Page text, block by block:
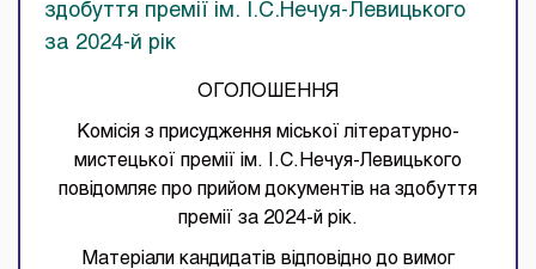
здобуття премії ім. І.С.Нечуя-Левицького
за 2024-й рік
ОГОЛОШЕННЯ
Комісія з присудження міської літературно-
мистецької премії ім. І.С.Нечуя-Левицького
повідомляє про прийом документів на здобуття
премії за 2024-й рік.
Матеріали кандидатів відповідно до вимог